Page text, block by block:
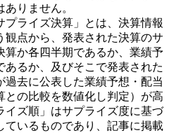
りません。
ライズ決算」とは、決算情報
観点から、発表された決算のサ
算か各四半期であるか、業績予
るか、及びそこで発表された
去に公表した業績予想・配当
の比較を数値化し判定）が高
イズ順」はサプライズ度に基づ
ているものであり、記事に掲載